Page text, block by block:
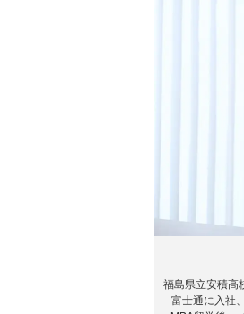
福島県立安積高
富士通に入社